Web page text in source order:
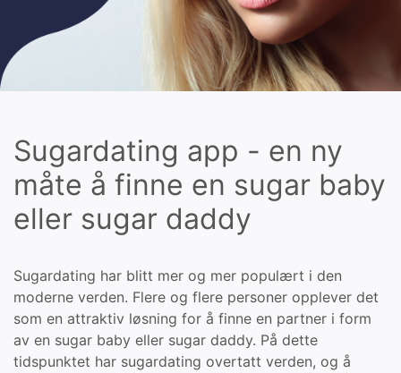
Sugardating app - en ny
måte å finne en sugar baby
eller sugar daddy
Sugardating har blitt mer og mer populært i den
moderne verden. Flere og flere personer opplever det
som en attraktiv løsning for å finne en partner i form
av en sugar baby eller sugar daddy. På dette
tidspunktet har sugardating overtatt verden, og å